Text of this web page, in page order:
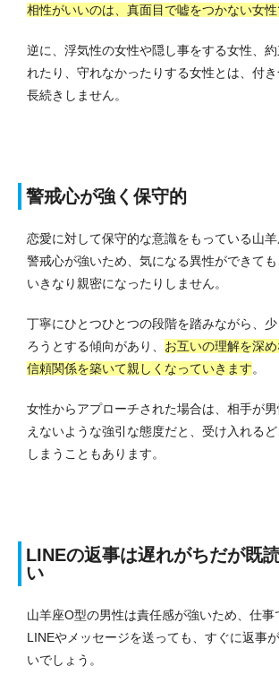
相性がいいのは、真面目で嘘をつかない女性
逆に、浮気性の女性や隠し事をする女性、
れたり、守れなかったりする女性とは、付
長続きしません。
警戒心が強く保守的
恋愛に対して保守的な意識をもっている山羊
警戒心が強いため、気になる異性ができて
いきなり親密になったりしません。
丁寧にひとつひとつの段階を踏みながら、
ろうとする傾向があり、 お互いの理解を深
信頼関係を築いて親しくなっていきます。
女性からアプローチされた場合は、相手が
えないような強引な態度だと、受け入れる
しまうこともあります。
LINEの返事は遅れがちだが既
い
山羊座O型の男性は責任感が強いため、仕事
LINEやメッセージを送っても、すぐに返事
いでしょう。